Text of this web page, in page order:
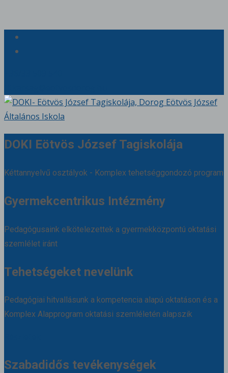
DOKI Eötvös József Tagiskolája
Kéttannyelvű osztályok - Komplex tehetséggondozó program
Gyermekcentrikus Intézmény
Pedagógusaink elkötelezettek a gyermekközpontú oktatási
szemlélet iránt
Tehetségeket nevelünk
Pedagógiai hitvallásunk a kompetencia alapú oktatáson és a
Komplex Alapprogram oktatási szemléletén alapszik
Szabadidős tevékenységek